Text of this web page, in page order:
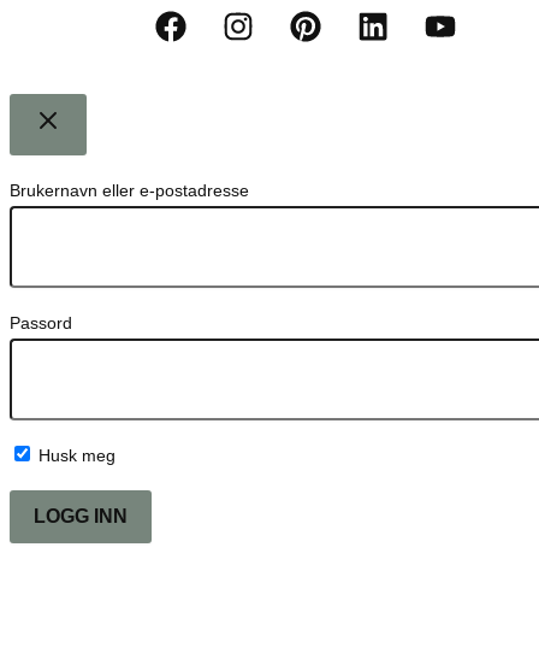
Brukernavn eller e-postadresse
Passord
Husk meg